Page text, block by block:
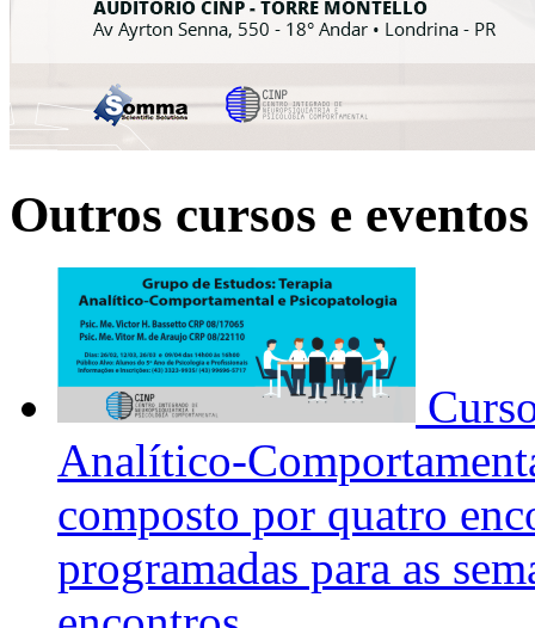
Outros cursos e eventos
Analítico-
composto por quatro
programadas para as